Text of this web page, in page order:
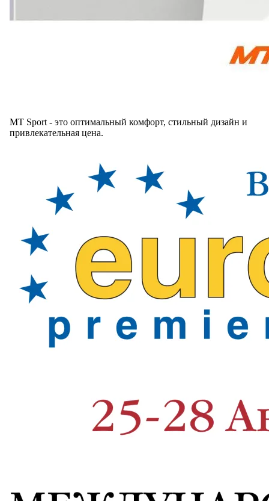
MT Sport - это оптимальный комфорт, стильный дизайн и
привлекательная цена.